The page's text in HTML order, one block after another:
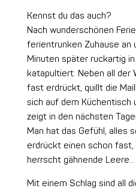
Kennst du das auch?
Nach wunderschönen
ferientrunken Zuhause an
Minuten später ruckartig
katapultiert. Neben all der
fast erdrückt, quillt die
sich auf dem Küchentisch
zeigt in den nächsten
Man hat das Gefühl, alles
erdrückt einen schon
herrscht gähnende Leere…
Mit einem Schlag sind all